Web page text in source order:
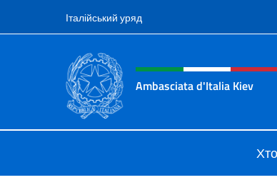
Італійський уряд
Intestazione sito,
Ambasciata d'Italia Kiev